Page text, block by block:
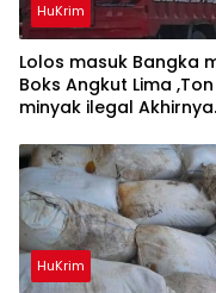
HuKrim
Lolos masuk Bangka
Boks Angkut Lima ,Ton
minyak ilegal Akhirnya
HuKrim